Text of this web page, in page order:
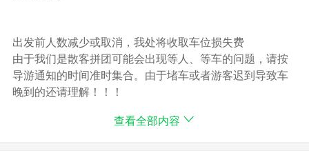
出发前人数减少或取消，我处将收取车位损失费
由于我们是散客拼团可能会出现等人、等车的问题，请按
导游通知的时间准时集合。由于堵车或者游客迟到导致车
晚到的还请理解！！！
置，在不减少景点的情况下，我方有调整行程先后顺序的
查看全部内容